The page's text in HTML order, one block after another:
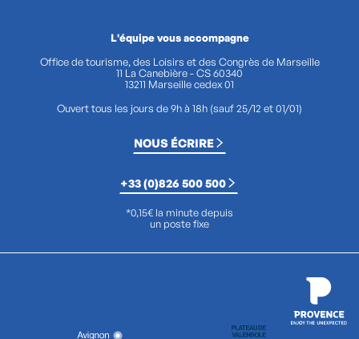
L'équipe vous accompagne
Office de tourisme, des Loisirs et des Congrès de Marseille
11 La Canebière - CS 60340
13211 Marseille cedex 01
Ouvert tous les jours de 9h à 18h (sauf 25/12 et 01/01)
NOUS ÉCRIRE
+33 (0)826 500 500
*0,15€ la minute depuis
un poste fixe